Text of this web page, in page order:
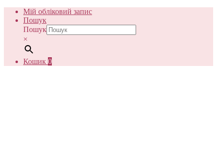
Мій обліковий запис
Пошук
Пошук
×
Кошик 0